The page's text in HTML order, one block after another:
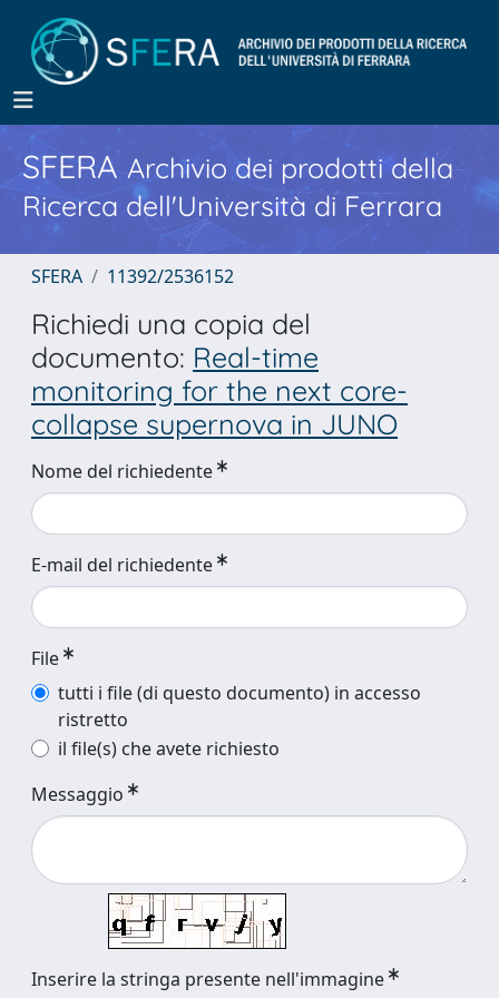
SFERA Archivio dei prodotti della
Ricerca dell'Università di Ferrara
SFERA 11392/2536152
Richiedi una copia del
documento: Real-time
monitoring for the next core-
collapse supernova in JUNO
Nome del richiedente
E-mail del richiedente
File
tutti i file (di questo documento) in accesso
ristretto
il file(s) che avete richiesto
Messaggio
Inserire la stringa presente nell'immagine